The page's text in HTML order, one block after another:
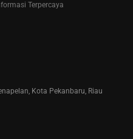
Terpercaya
Kota Pekanbaru, Riau